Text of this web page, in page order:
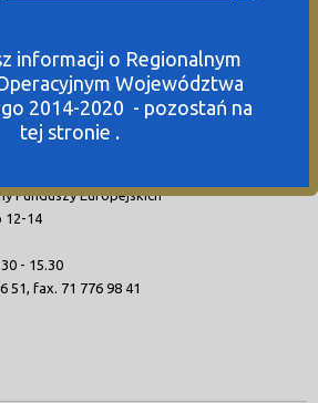
Funduszy Europejskich
12-14
- 15.30
51, fax. 71 776 98 41
informacji o Regionalnym
Województwa
2014-2020 - pozostań na
tej stronie .